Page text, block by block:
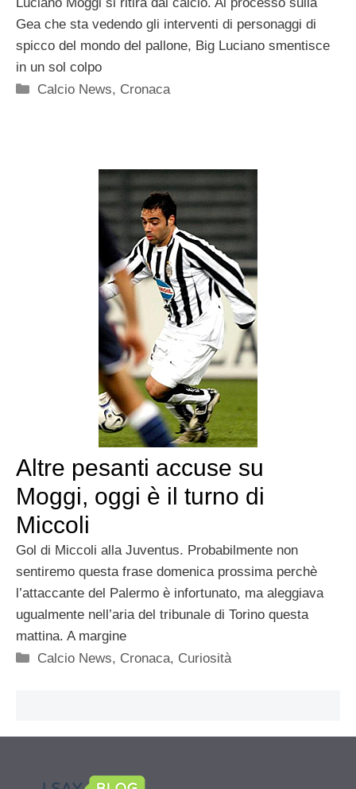
Gea che sta vedendo gli interventi di personaggi di
spicco del mondo del pallone, Big Luciano smentisce
in un sol colpo
Categorie
Calcio News, Cronaca
Altre pesanti accuse su
Moggi, oggi è il turno di
Miccoli
Gol di Miccoli alla Juventus. Probabilmente non
sentiremo questa frase domenica prossima perchè
l’attaccante del Palermo è infortunato, ma aleggiava
ugualmente nell’aria del tribunale di Torino questa
mattina. A margine
Categorie
Calcio News, Cronaca, Curiosità